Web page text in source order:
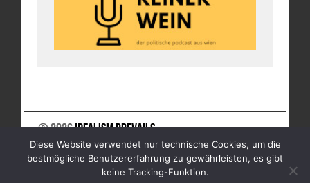
© 2026Idealism Prevails
UNTERSTÜTZE UNS
NEWSLETTER
IMPRESSUM
Diese Website verwendet nur technische Cookies, um die
bestmögliche Benutzererfahrung zu gewährleisten, es gibt
keine Tracking-Funktion.